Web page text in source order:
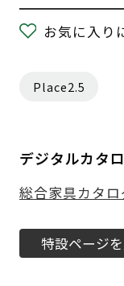
お気に入り
Place2.5
デジタルカタ
総合家具カタ
特設ページ